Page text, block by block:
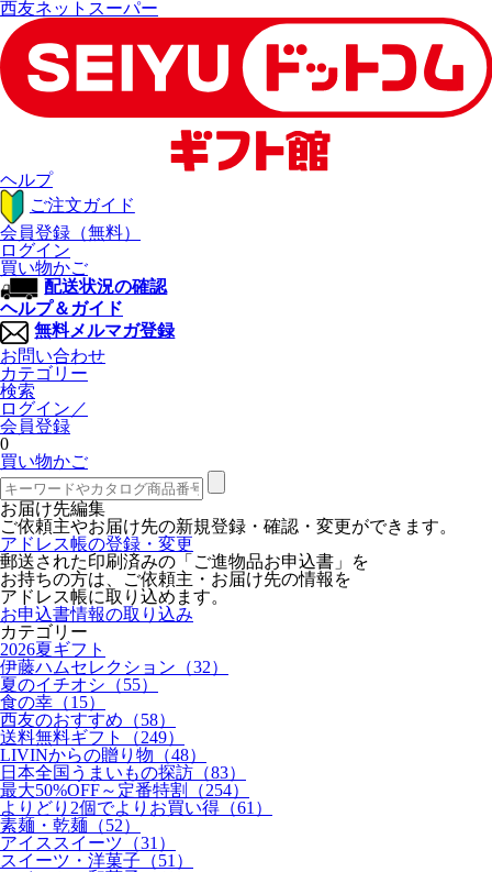
西友ネットスーパー
ヘルプ
ご注文ガイド
会員登録（無料）
ログイン
買い物かご
配送状況の確認
ヘルプ＆ガイド
無料メルマガ登録
お問い合わせ
カテゴリー
検索
ログイン／
会員登録
0
買い物かご
お届け先編集
ご依頼主やお届け先の新規登録・確認・変更ができます。
アドレス帳の登録・変更
郵送された印刷済みの「ご進物品お申込書」を
お持ちの方は、ご依頼主・お届け先の情報を
アドレス帳に取り込めます。
お申込書情報の取り込み
カテゴリー
2026夏ギフト
伊藤ハムセレクション（32）
夏のイチオシ（55）
食の幸（15）
西友のおすすめ（58）
送料無料ギフト（249）
LIVINからの贈り物（48）
日本全国うまいもの探訪（83）
最大50%OFF～定番特割（254）
よりどり2個でよりお買い得（61）
素麺・乾麺（52）
アイススイーツ（31）
スイーツ・洋菓子（51）